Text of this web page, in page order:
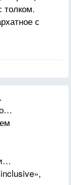
толком.
с
фетра
желтели
звезда
сохла и
в водке
и
окна, и